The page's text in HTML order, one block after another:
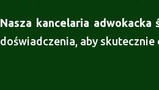
Nasza kancelaria
doświadczenia, aby